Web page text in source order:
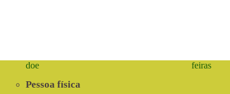
doe
Pessoa física
feiras